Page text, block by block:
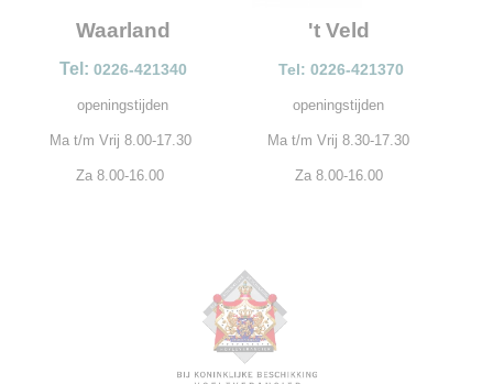
Waarland
Tel: 0226-421340
openingstijden
Ma t/m Vrij 8.00-17.30
Za 8.00-16.00
't Veld
Tel: 0226-421370
openingstijden
Ma t/m Vrij 8.30-17.30
Za 8.00-16.00